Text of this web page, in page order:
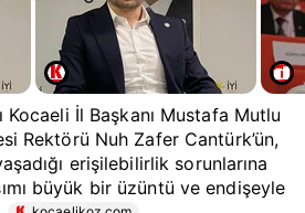
Kocaeli İl Başkanı Mustafa Mutlu
Rektörü Nuh Zafer Cantürk’ün,
erişilebilirlik sorunlarına
büyük bir üzüntü ve endişeyle